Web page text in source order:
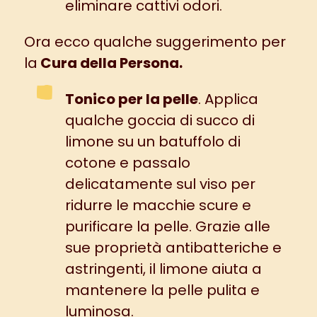
eliminare cattivi odori.
Ora ecco qualche suggerimento per
la Cura della Persona.
Tonico per la pelle. Applica
qualche goccia di succo di
limone su un batuffolo di
cotone e passalo
delicatamente sul viso per
ridurre le macchie scure e
purificare la pelle. Grazie alle
sue proprietà antibatteriche e
astringenti, il limone aiuta a
mantenere la pelle pulita e
luminosa.